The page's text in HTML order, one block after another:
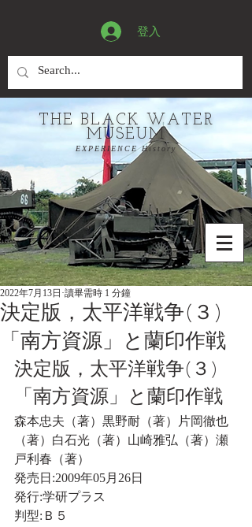
登入
THE BLACK WATER
MUSEUM
EXPERIENCE History
決定版，太平洋戦争(３)
「南方資源」と蘭印作戦
2022年7月13日 讀畢需時 1 分鐘
決定版，太平洋戦争(３)
「南方資源」と蘭印作戦
森本忠夫（著）黒野耐（著）片岡徹也
（著）白石光（著）山崎雅弘（著）瀬
戸利春（著）
発売日:2009年05月26日
発行:学研プラス
判型:Ｂ５